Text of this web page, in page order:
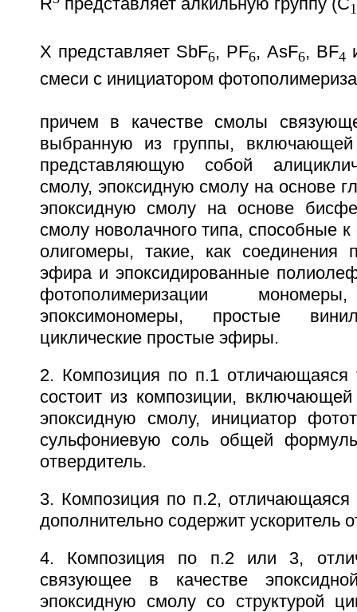
R представляет алкильную группу (С1
X представляет SbF6, PF6, AsF6, BF4
смеси с инициатором
причем в качестве смолы
выбранную из группы, включающей
представляющую собой
смолу, эпоксидную смолу на основе
эпоксидную смолу на основе
смолу новолачного типа, способные
олигомеры, такие, как соединения
эфира и эпоксидированные
фотополимеризации
эпоксимономеры, простые
циклические простые эфиры.
2. Композиция по п.1 отличающаяся
состоит из композиции,
эпоксидную смолу, инициатор
сульфониевую соль общей
отвердитель.
3. Композиция по п.2,
дополнительно содержит ускоритель
4. Композиция по п.2 или 3,
связующее в качестве
эпоксидную смолу со структурой